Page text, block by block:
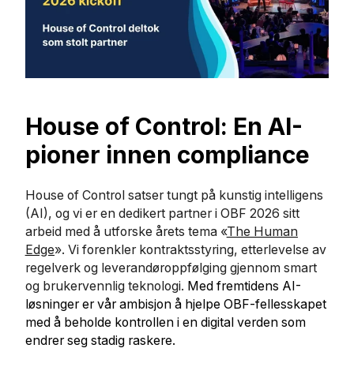
House of Control: En AI-
pioner innen compliance
House of Control satser tungt på kunstig intelligens
(AI), og vi er en dedikert partner i OBF 2026 sitt
arbeid med å utforske årets tema «The Human
Edge». Vi forenkler kontraktsstyring, etterlevelse av
regelverk og leverandøroppfølging gjennom smart
og brukervennlig teknologi. Med fremtidens AI-
løsninger er vår ambisjon å hjelpe OBF-fellesskapet
med å beholde kontrollen i en digital verden som
endrer seg stadig raskere.